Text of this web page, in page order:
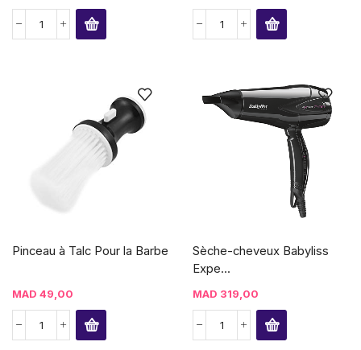
Pinceau à Talc Pour la Barbe
MAD 49,00
Sèche-cheveux Babyliss
Expe...
MAD 319,00